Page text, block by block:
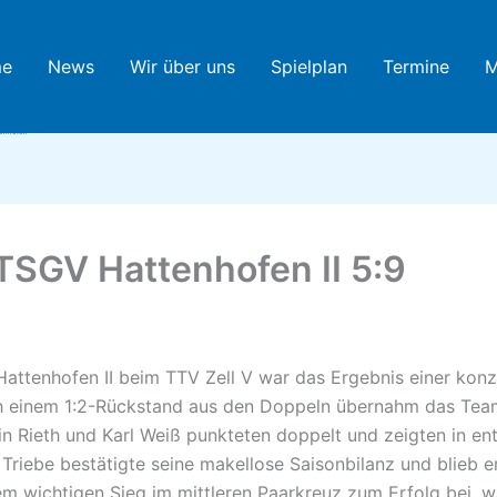
News Wir über uns Spielplan Termine
Hattenhofen II 5:9
II beim TTV Zell V war das Ergebnis einer
1:2-Rückstand aus den Doppeln übernahm das
Rieth und Karl Weiß punkteten doppelt und zeigten in
bestätigte seine makellose Saisonbilanz und blieb
wichtigen Sieg im mittleren Paarkreuz zum Erfolg bei,